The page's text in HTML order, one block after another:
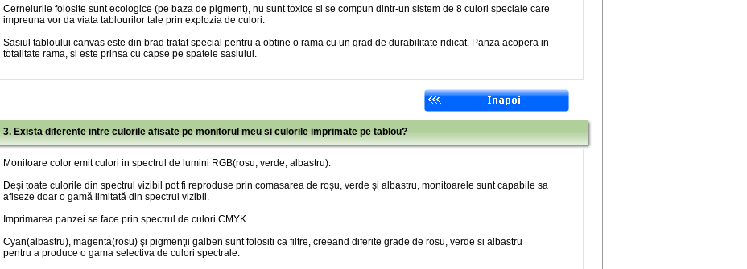
Cernelurile folosite sunt ecologice (pe baza de pigment), nu sunt toxice si se compun dintr-un sistem de 8 culori speciale care
impreuna vor da viata tablourilor tale prin explozia de culori.
Sasiul tabloului canvas este din brad tratat special pentru a obtine o rama cu un grad de durabilitate ridicat. Panza acopera in
totalitate rama, si este prinsa cu capse pe spatele sasiului.
3. Exista diferente intre culorile afisate pe monitorul meu si culorile imprimate pe tablou?
Monitoare color emit culori in spectrul de lumini RGB(rosu, verde, albastru).
Deşi toate culorile din spectrul vizibil pot fi reproduse prin comasarea de roşu, verde şi albastru, monitoarele sunt capabile sa
afiseze doar o gamă limitată din spectrul vizibil.
Imprimarea panzei se face prin spectrul de culori CMYK.
Cyan(albastru), magenta(rosu) şi pigmenţii galben sunt folositi ca filtre, creeand diferite grade de rosu, verde si albastru
pentru a produce o gama selectiva de culori spectrale.